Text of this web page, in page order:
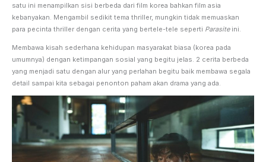
satu ini menampilkan sisi berbeda dari film korea bahkan film asia
kebanyakan. Mengambil sedikit tema thriller, mungkin tidak memuaskan
para pecinta thriller dengan cerita yang bertele-tele seperti Parasiteini.
Membawa kisah sederhana kehidupan masyarakat biasa (korea pada
umumnya) dengan ketimpangan sosial yang begitu jelas. 2 cerita berbeda
yang menjadi satu dengan alur yang perlahan begitu baik membawa segala
detail sampai kita sebagai penonton paham akan drama yang ada.